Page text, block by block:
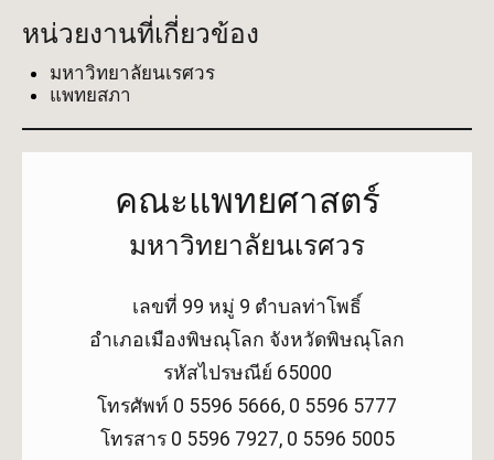
หน่วยงานที่เกี่ยวข้อง
มหาวิทยาลัยนเรศวร
แพทยสภา
คณะแพทยศาสตร์
มหาวิทยาลัยนเรศวร
เลขที่ 99 หมู่ 9 ตำบลท่าโพธิ์
อำเภอเมืองพิษณุโลก จังหวัดพิษณุโลก
รหัสไปรษณีย์ 65000
โทรศัพท์ 0 5596 5666, 0 5596 5777
โทรสาร 0 5596 7927, 0 5596 5005